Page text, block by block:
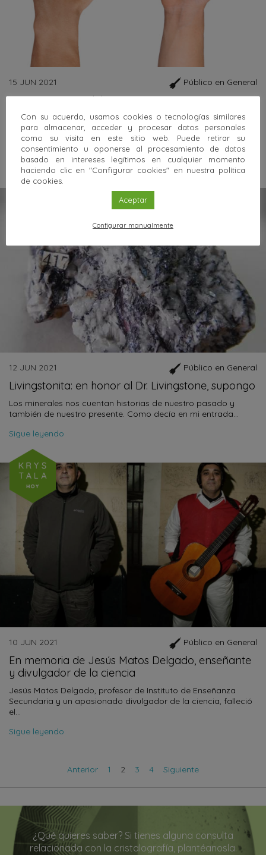
15 JUN 2021 Público en General
La importancia del espejo
Hace pocas décadas una tragedia recorrió Europa. Muchos
niños nacían con grandes malformaciones, frecuentemente
con extremidades inexplicablemente cortas….
Sigue leyendo
12 JUN 2021 Público en General
Livingstonita: en honor al Dr. Livingstone, supongo
Los minerales nos cuentan historias de nuestro pasado y
también de nuestro presente. Como decía en mi entrada…
Sigue leyendo
10 JUN 2021 Público en General
En memoria de Jesús Matos Delgado, enseñante
y divulgador de la ciencia
Jesús Matos Delgado, profesor de Instituto de Enseñanza
Secundaria y un apasionado divulgador de la ciencia, falleció
el…
Sigue leyendo
Anterior 1 2 3 4 Siguiente
¿Qué quieres saber? Si tienes alguna consulta
relacionada con la cristalografía, plantéanosla.
Con su acuerdo, usamos cookies o tecnologías similares
para almacenar, acceder y procesar datos personales
como su visita en este sitio web. Puede retirar su
consentimiento u oponerse al procesamiento de datos
basado en intereses legítimos en cualquier momento
haciendo clic en "Configurar cookies" en nuestra política
de cookies.
Aceptar
Configurar manualmente